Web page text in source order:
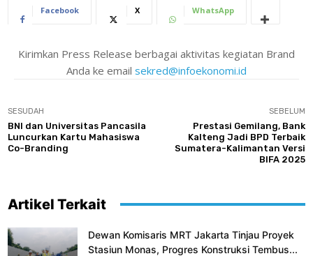
Facebook X WhatsApp
Kirimkan Press Release berbagai aktivitas kegiatan Brand
Anda ke email sekred@infoekonomi.id
SESUDAH
BNI dan Universitas Pancasila
Luncurkan Kartu Mahasiswa
Co-Branding
SEBELUM
Prestasi Gemilang, Bank
Kalteng Jadi BPD Terbaik
Sumatera-Kalimantan Versi
BIFA 2025
Artikel Terkait
Dewan Komisaris MRT Jakarta Tinjau Proyek
Stasiun Monas, Progres Konstruksi Tembus...